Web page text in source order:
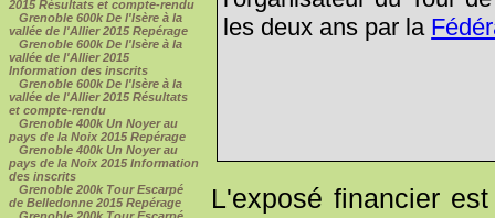
2015 Résultats et compte-rendu
Grenoble 600k De l'Isère à la
vallée de l'Allier 2015 Repérage
Grenoble 600k De l'Isère à la
vallée de l'Allier 2015
Information des inscrits
Grenoble 600k De l'Isère à la
vallée de l'Allier 2015 Résultats
et compte-rendu
Grenoble 400k Un Noyer au
pays de la Noix 2015 Repérage
Grenoble 400k Un Noyer au
pays de la Noix 2015 Information
des inscrits
Grenoble 200k Tour Escarpé
de Belledonne 2015 Repérage
les deux ans par la
L'exposé financier